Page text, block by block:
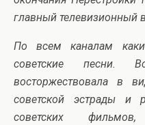
главный телевизионный
По всем каналам
советские песни.
восторжествовала в
советской эстрады и
советских